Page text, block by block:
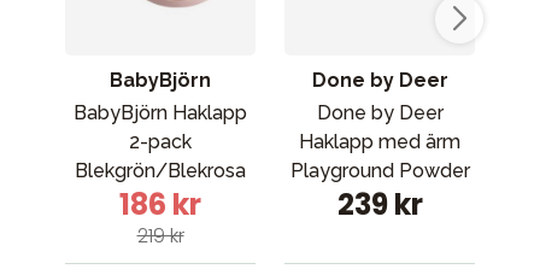
BabyBjörn
BabyBjörn Haklapp
2-pack
Blekgrön/Blekrosa
186 kr
219 kr
Done by Deer
Done by Deer
Haklapp med ärm
Playground Powder
239 kr